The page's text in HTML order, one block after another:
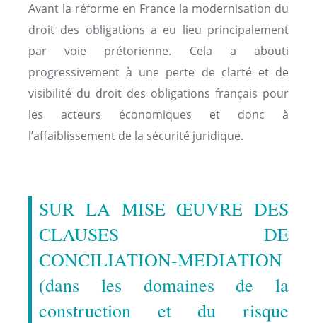
Avant la réforme en France la modernisation du
droit des obligations a eu lieu principalement
par voie prétorienne. Cela a abouti
progressivement à une perte de clarté et de
visibilité du droit des obligations français pour
les acteurs économiques et donc à
l’affaiblissement de la sécurité juridique.
SUR LA MISE ŒUVRE DES
CLAUSES DE
CONCILIATION-MEDIATION
(dans les domaines de la
construction et du risque